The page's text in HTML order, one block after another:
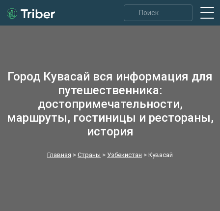
Город Кувасай вся информация для
путешественника:
достопримечательности,
маршруты, гостиницы и рестораны,
история
Главная > Страны > Узбекистан > Кувасай